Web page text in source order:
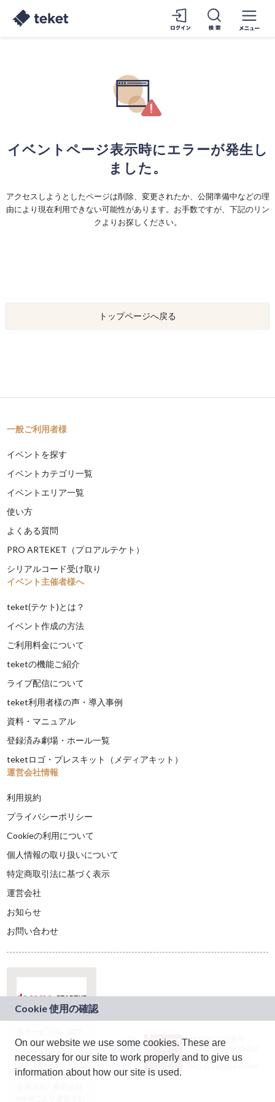
イベントページ表示時にエラーが発生し
ました。
アクセスしようとしたページは削除、変更されたか、公開準備中などの理
由により現在利用できない可能性があります。お手数ですが、下記のリン
クよりお探しください。
トップページへ戻る
一般ご利用者様
イベントを探す
イベントカテゴリ一覧
イベントエリア一覧
使い方
よくある質問
PRO ARTEKET（プロアルテケト）
シリアルコード受け取り
イベント主催者様へ
teket(テケト)とは？
イベント作成の方法
ご利用料金について
teketの機能ご紹介
ライブ配信について
teket利用者様の声・導入事例
資料・マニュアル
登録済み劇場・ホール一覧
teketロゴ・プレスキット（メディアキット）
運営会社情報
利用規約
プライバシーポリシー
Cookieの利用について
個人情報の取り扱いについて
特定商取引法に基づく表示
運営会社
お知らせ
お問い合わせ
ドコモグループの新
規事業創出プログラ
ム「docomo
STARTUP」を通じて
JASRAC許諾番号：
9024936001Y45037
JASRAC許諾番号：
On our website we use some cookies. These are
necessary for our site to work properly and to give us
information about how our site is used.